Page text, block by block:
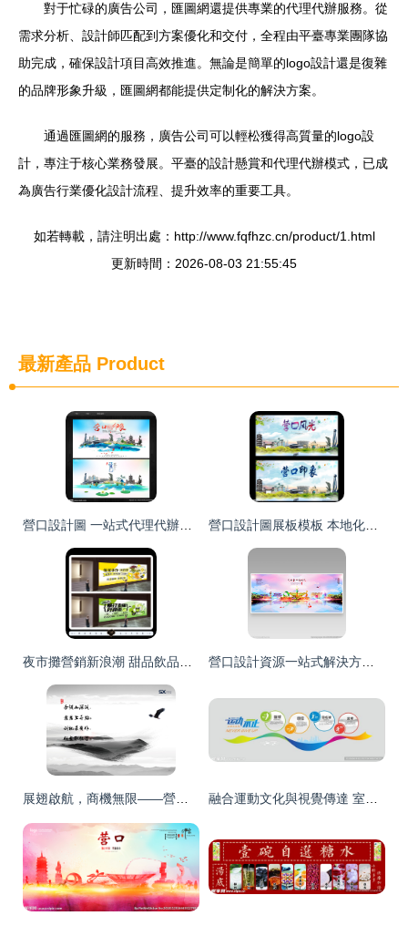
對于忙碌的廣告公司，匯圖網還提供專業的代理代辦服務。從
需求分析、設計師匹配到方案優化和交付，全程由平臺專業團隊協
助完成，確保設計項目高效推進。無論是簡單的logo設計還是復雜
的品牌形象升級，匯圖網都能提供定制化的解決方案。
通過匯圖網的服務，廣告公司可以輕松獲得高質量的logo設
計，專注于核心業務發展。平臺的設計懸賞和代理代辦模式，已成
為廣告行業優化設計流程、提升效率的重要工具。
如若轉載，請注明出處：http://www.fqfhzc.cn/product/1.html
更新時間：2026-08-03 21:55:45
最新產品 Product